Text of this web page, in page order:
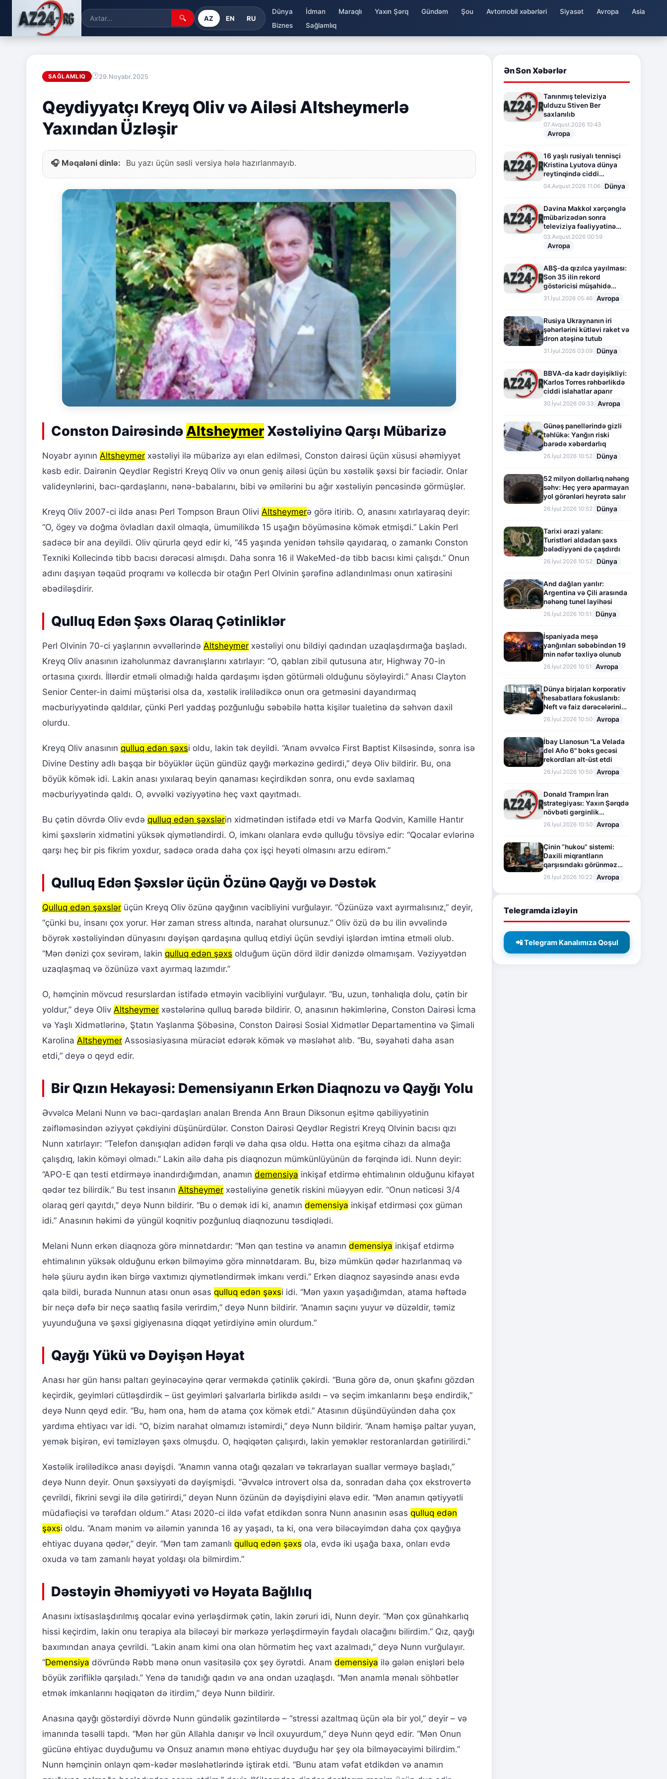
🔍 AZ EN RU
Dünya İdman Maraqlı Yaxın Şərq Gündəm Şou Avtomobil xəbərləri Siyasət Avropa
Asia
Biznes
Sağlamlıq
SAĞLAMLIQ 29.Noyabr.2025
Qeydiyyatçı Kreyq Oliv və Ailəsi Altsheymerlə
Yaxından Üzləşir
🎧 Məqaləni dinlə: Bu yazı üçün səsli versiya hələ hazırlanmayıb.
Conston DairəsindəAltsheymer Xəstəliyinə Qarşı Mübarizə
Noyabr ayının Altsheymer xəstəliyi ilə mübarizə ayı elan edilməsi, Conston dairəsi üçün xüsusi əhəmiyyət
kəsb edir. Dairənin Qeydlər Registri Kreyq Oliv və onun geniş ailəsi üçün bu xəstəlik şəxsi bir faciədir. Onlar
valideynlərini, bacı-qardaşlarını, nənə-babalarını, bibi və əmilərini bu ağır xəstəliyin pəncəsində görmüşlər.
Kreyq Oliv 2007-ci ildə anası Perl Tompson Braun Olivi Altsheymerə görə itirib. O, anasını xatırlayaraq deyir:
“O, ögey və doğma övladları daxil olmaqla, ümumilikdə 15 uşağın böyüməsinə kömək etmişdi.” Lakin Perl
sadəcə bir ana deyildi. Oliv qürurla qeyd edir ki, “45 yaşında yenidən təhsilə qayıdaraq, o zamankı Conston
Texniki Kollecində tibb bacısı dərəcəsi almışdı. Daha sonra 16 il WakeMed-də tibb bacısı kimi çalışdı.” Onun
adını daşıyan təqaüd proqramı və kollecdə bir otağın Perl Olvinin şərəfinə adlandırılması onun xatirəsini
əbədiləşdirir.
Qulluq Edən Şəxs Olaraq Çətinliklər
Perl Olvinin 70-ci yaşlarının əvvəllərində Altsheymer xəstəliyi onu bildiyi qadından uzaqlaşdırmağa başladı.
Kreyq Oliv anasının izaholunmaz davranışlarını xatırlayır: “O, qabları zibil qutusuna atır, Highway 70-in
ortasına çıxırdı. İllərdir etməli olmadığı halda qardaşımı işdən götürməli olduğunu söyləyirdi.” Anası Clayton
Senior Center-in daimi müştərisi olsa da, xəstəlik irəlilədikcə onun ora getməsini dayandırmaq
məcburiyyətində qaldılar, çünki Perl yaddaş pozğunluğu səbəbilə hətta kişilər tualetinə də səhvən daxil
olurdu.
Kreyq Oliv anasının qulluq edən şəxsi oldu, lakin tək deyildi. “Anam əvvəlcə First Baptist Kilsəsində, sonra isə
Divine Destiny adlı başqa bir böyüklər üçün gündüz qayğı mərkəzinə gedirdi,” deyə Oliv bildirir. Bu, ona
böyük kömək idi. Lakin anası yıxılaraq beyin qanaması keçirdikdən sonra, onu evdə saxlamaq
məcburiyyətində qaldı. O, əvvəlki vəziyyətinə heç vaxt qayıtmadı.
Bu çətin dövrdə Oliv evdə qulluq edən şəxslərin xidmətindən istifadə etdi və Marfa Qodvin, Kamille Hantır
kimi şəxslərin xidmətini yüksək qiymətləndirdi. O, imkanı olanlara evdə qulluğu tövsiyə edir: “Qocalar evlərinə
qarşı heç bir pis fikrim yoxdur, sadəcə orada daha çox işçi heyəti olmasını arzu edirəm.”
Qulluq Edən Şəxslər üçün Özünə Qayğı və Dəstək
Qulluq edən şəxslər üçün Kreyq Oliv özünə qayğının vacibliyini vurğulayır. “Özünüzə vaxt ayırmalısınız,” deyir,
“çünki bu, insanı çox yorur. Hər zaman stress altında, narahat olursunuz.” Oliv özü də bu ilin əvvəlində
böyrək xəstəliyindən dünyasını dəyişən qardaşına qulluq etdiyi üçün sevdiyi işlərdən imtina etməli olub.
“Mən dənizi çox sevirəm, lakin qulluq edən şəxs olduğum üçün dörd ildir dənizdə olmamışam. Vəziyyətdən
uzaqlaşmaq və özünüzə vaxt ayırmaq lazımdır.”
O, həmçinin mövcud resurslardan istifadə etməyin vacibliyini vurğulayır. “Bu, uzun, tənhalıqla dolu, çətin bir
yoldur,” deyə Oliv Altsheymer xəstələrinə qulluq barədə bildirir. O, anasının həkimlərinə, Conston Dairəsi İcma
və Yaşlı Xidmətlərinə, Ştatın Yaşlanma Şöbəsinə, Conston Dairəsi Sosial Xidmətlər Departamentinə və Şimali
Karolina Altsheymer Assosiasiyasına müraciət edərək kömək və məsləhət alıb. “Bu, səyahəti daha asan
etdi,” deyə o qeyd edir.
Bir Qızın Hekayəsi: Demensiyanın Erkən Diaqnozu və Qayğı Yolu
Əvvəlcə Melani Nunn və bacı-qardaşları anaları Brenda Ann Braun Diksonun eşitmə qabiliyyətinin
zəifləməsindən əziyyət çəkdiyini düşünürdülər. Conston Dairəsi Qeydlər Registri Kreyq Olvinin bacısı qızı
Nunn xatırlayır: “Telefon danışıqları adidən fərqli və daha qısa oldu. Hətta ona eşitmə cihazı da almağa
çalışdıq, lakin köməyi olmadı.” Lakin ailə daha pis diaqnozun mümkünlüyünün də fərqində idi. Nunn deyir:
“APO-E qan testi etdirməyə inandırdığımdan, anamın demensiya inkişaf etdirmə ehtimalının olduğunu kifayət
qədər tez bilirdik.” Bu test insanın Altsheymer xəstəliyinə genetik riskini müəyyən edir. “Onun nəticəsi 3/4
olaraq geri qayıtdı,” deyə Nunn bildirir. “Bu o demək idi ki, anamın demensiya inkişaf etdirməsi çox güman
idi.” Anasının həkimi də yüngül koqnitiv pozğunluq diaqnozunu təsdiqlədi.
Melani Nunn erkən diaqnoza görə minnətdardır: “Mən qan testinə və anamın demensiya inkişaf etdirmə
ehtimalının yüksək olduğunu erkən bilməyimə görə minnətdaram. Bu, bizə mümkün qədər hazırlanmaq və
hələ şüuru aydın ikən birgə vaxtımızı qiymətləndirmək imkanı verdi.” Erkən diaqnoz sayəsində anası evdə
qala bildi, burada Nunnun atası onun əsas qulluq edən şəxsi idi. “Mən yaxın yaşadığımdan, atama həftədə
bir neçə dəfə bir neçə saatlıq fasilə verirdim,” deyə Nunn bildirir. “Anamın saçını yuyur və düzəldir, təmiz
yuyunduğuna və şəxsi gigiyenasına diqqət yetirdiyinə əmin olurdum.”
Qayğı Yükü və Dəyişən Həyat
Anası hər gün hansı paltarı geyinəcəyinə qərar verməkdə çətinlik çəkirdi. “Buna görə də, onun şkafını gözdən
keçirdik, geyimləri cütləşdirdik – üst geyimləri şalvarlarla birlikdə asıldı – və seçim imkanlarını beşə endirdik,”
deyə Nunn qeyd edir. “Bu, həm ona, həm də atama çox kömək etdi.” Atasının düşündüyündən daha çox
yardıma ehtiyacı var idi. “O, bizim narahat olmamızı istəmirdi,” deyə Nunn bildirir. “Anam həmişə paltar yuyan,
yemək bişirən, evi təmizləyən şəxs olmuşdu. O, həqiqətən çalışırdı, lakin yeməklər restoranlardan gətirilirdi.”
Xəstəlik irəlilədikcə anası dəyişdi. “Anamın vanna otağı qəzaları və təkrarlayan suallar verməyə başladı,”
deyə Nunn deyir. Onun şəxsiyyəti də dəyişmişdi. “Əvvəlcə introvert olsa da, sonradan daha çox ekstrovertə
çevrildi, fikrini sevgi ilə dilə gətirirdi,” deyən Nunn özünün də dəyişdiyini əlavə edir. “Mən anamın qətiyyətli
müdafiəçisi və tərəfdarı oldum.” Atası 2020-ci ildə vəfat etdikdən sonra Nunn anasının əsas qulluq edən
şəxsi oldu. “Anam mənim və ailəmin yanında 16 ay yaşadı, ta ki, ona verə biləcəyimdən daha çox qayğıya
ehtiyac duyana qədər,” deyir. “Mən tam zamanlı qulluq edən şəxs ola, evdə iki uşağa baxa, onları evdə
oxuda və tam zamanlı həyat yoldaşı ola bilmirdim.”
Dəstəyin Əhəmiyyəti və Həyata Bağlılıq
Anasını ixtisaslaşdırılmış qocalar evinə yerləşdirmək çətin, lakin zəruri idi, Nunn deyir. “Mən çox günahkarlıq
hissi keçirdim, lakin onu terapiya ala biləcəyi bir mərkəzə yerləşdirməyin faydalı olacağını bilirdim.” Qız, qayğı
baxımından anaya çevrildi. “Lakin anam kimi ona olan hörmətim heç vaxt azalmadı,” deyə Nunn vurğulayır.
“Demensiya dövründə Rəbb mənə onun vasitəsilə çox şey öyrətdi. Anam demensiya ilə gələn enişləri belə
böyük zərifliklə qarşıladı.” Yenə də tanıdığı qadın və ana ondan uzaqlaşdı. “Mən anamla mənalı söhbətlər
etmək imkanlarını həqiqətən də itirdim,” deyə Nunn bildirir.
Anasına qayğı göstərdiyi dövrdə Nunn gündəlik gəzintilərdə – “stressi azaltmaq üçün əla bir yol,” deyir – və
imanında təsəlli tapdı. “Mən hər gün Allahla danışır və İncil oxuyurdum,” deyə Nunn qeyd edir. “Mən Onun
gücünə ehtiyac duyduğumu və Onsuz anamın mənə ehtiyac duyduğu hər şey ola bilməyəcəyimi bilirdim.”
Nunn həmçinin onlayn qəm-kədər məsləhətlərində iştirak etdi. “Bunu atam vəfat etdikdən və anamın
Ən Son Xəbərlər
Tanınmış televiziya
ulduzu Stiven Ber
saxlanılıb
07.Avqust.2026 10:43
Avropa
16 yaşlı rusiyalı tennisçi
Kristina Lyutova dünya
reytinqində ciddi
irəliləyişə imza atdı
04.Avqust.2026 11:06 Dünya
Davina Makkol xərçənglə
mübarizədən sonra
televiziya fəaliyyətinə
fasilə verir
03.Avqust.2026 00:59
Avropa
ABŞ-da qızılca yayılması:
Son 35 ilin rekord
göstəricisi müşahidə
olunur
31.İyul.2026 05:46 Avropa
Rusiya Ukraynanın iri
şəhərlərini kütləvi raket və
dron atəşinə tutub
31.İyul.2026 03:09 Dünya
BBVA-da kadr dəyişikliyi:
Karlos Torres rəhbərlikdə
ciddi islahatlar aparır
30.İyul.2026 09:33 Avropa
Günəş panellərində gizli
təhlükə: Yanğın riski
barədə xəbərdarlıq
26.İyul.2026 10:52 Dünya
52 milyon dollarlıq nəhəng
səhv: Heç yerə aparmayan
yol görənləri heyrətə salır
26.İyul.2026 10:52 Dünya
Tarixi ərazi yalanı:
Turistləri aldadan şəxs
bələdiyyəni də çaşdırdı
26.İyul.2026 10:52 Dünya
And dağları yarılır:
Argentina və Çili arasında
nəhəng tunel layihəsi
26.İyul.2026 10:51 Dünya
İspaniyada meşə
yanğınları səbəbindən 19
min nəfər təxliyə olunub
26.İyul.2026 10:51 Avropa
Dünya birjaları korporativ
hesabatlara fokuslanıb:
Neft və faiz dərəcələrinin
təsiri altında cari vəziyyət
26.İyul.2026 10:50 Avropa
İbay Llanosun "La Velada
del Año 6" boks gecəsi
rekordları alt-üst etdi
26.İyul.2026 10:50 Avropa
Donald Trampın İran
strategiyası: Yaxın Şərqdə
növbəti gərginlik
mərhələsi
26.İyul.2026 10:50 Avropa
Çinin “hukou” sistemi:
Daxili miqrantların
qarşısındakı görünməz
sədd
26.İyul.2026 10:22 Avropa
Telegramda izləyin
📲 Telegram Kanalımıza Qoşul